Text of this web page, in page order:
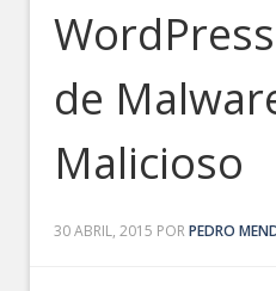
de
Malicioso
30 ABRIL, 2015 PORPEDRO